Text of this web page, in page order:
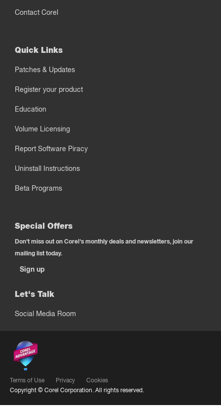
Contact Corel
Quick Links
Patches & Updates
Register your product
Education
Volume Licensing
Report Software Piracy
Uninstall Instructions
Beta Programs
Special Offers
Don't miss out on Corel's monthly deals and newsletters, join our
mailing list today.
Sign up
Let's Talk
Social Media Room
Terms of Use Privacy
Cookies
Copyright © Corel Corporation. All rights reserved.